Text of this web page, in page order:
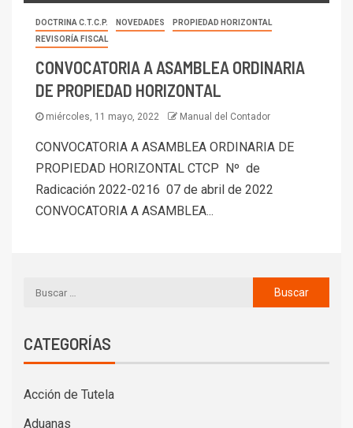
DOCTRINA C.T.C.P. NOVEDADES
PROPIEDAD HORIZONTAL
REVISORÍA FISCAL
CONVOCATORIA A ASAMBLEA ORDINARIA
DE PROPIEDAD HORIZONTAL
miércoles, 11 mayo, 2022 Manual del Contador
CONVOCATORIA A ASAMBLEA ORDINARIA DE
PROPIEDAD HORIZONTAL CTCP Nº de
Radicación 2022-0216 07 de abril de 2022
CONVOCATORIA A ASAMBLEA...
CATEGORÍAS
Acción de Tutela
Aduanas